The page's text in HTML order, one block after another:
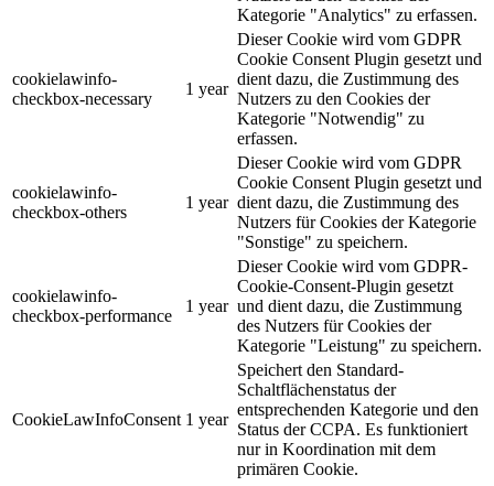
Kategorie "Analytics" zu erfassen.
cookielawinfo-
checkbox-necessary
1 year
Dieser Cookie wird vom GDPR
Cookie Consent Plugin gesetzt und
dient dazu, die Zustimmung des
Nutzers zu den Cookies der
Kategorie "Notwendig" zu
erfassen.
cookielawinfo-
checkbox-others
1 year
Dieser Cookie wird vom GDPR
Cookie Consent Plugin gesetzt und
dient dazu, die Zustimmung des
Nutzers für Cookies der Kategorie
"Sonstige" zu speichern.
cookielawinfo-
checkbox-performance
1 year
Dieser Cookie wird vom GDPR-
Cookie-Consent-Plugin gesetzt
und dient dazu, die Zustimmung
des Nutzers für Cookies der
Kategorie "Leistung" zu speichern.
CookieLawInfoConsent 1 year
Speichert den Standard-
Schaltflächenstatus der
entsprechenden Kategorie und den
Status der CCPA. Es funktioniert
nur in Koordination mit dem
primären Cookie.